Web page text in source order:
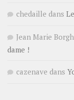
chedaille dans
Jean Marie
dame !
cazenave dans